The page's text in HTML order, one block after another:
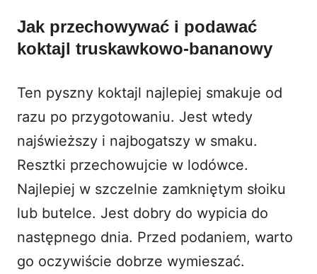
Jak przechowywać i podawać
koktajl truskawkowo-bananowy
Ten pyszny koktajl najlepiej smakuje od
razu po przygotowaniu. Jest wtedy
najświeższy i najbogatszy w smaku.
Resztki przechowujcie w lodówce.
Najlepiej w szczelnie zamkniętym słoiku
lub butelce. Jest dobry do wypicia do
następnego dnia. Przed podaniem, warto
go oczywiście dobrze wymieszać.